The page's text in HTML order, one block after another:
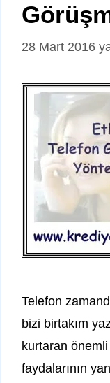
28 Mart 2016
Telefon
bizi birtakım
kurtaran önemli
faydalarının